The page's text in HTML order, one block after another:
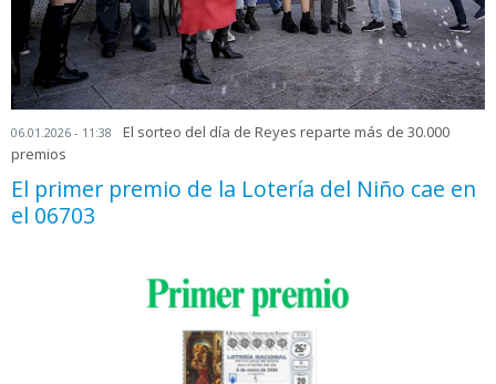
06.01.2026 - 11:38
El sorteo del día de Reyes reparte más de 30.000
premios
El primer premio de la Lotería del Niño cae en
el 06703